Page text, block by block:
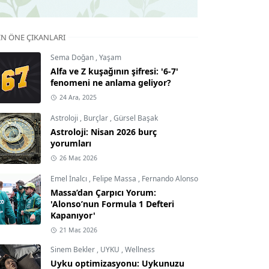
ÖNE ÇIKANLARI
Sema Doğan ,Yaşam
Alfa ve Z kuşağının şifresi: '6-7'
fenomeni ne anlama geliyor?
24 Ara, 2025
Astroloji , Burçlar ,Gürsel Başak
Astroloji: Nisan 2026 burç
yorumları
26 Mar, 2026
Emel İnalcı , Felipe Massa , Fernando Alonso
Massa’dan Çarpıcı Yorum:
'Alonso’nun Formula 1 Defteri
Kapanıyor'
21 Mar, 2026
Sinem Bekler , UYKU ,Wellness
Uyku optimizasyonu: Uykunuzu